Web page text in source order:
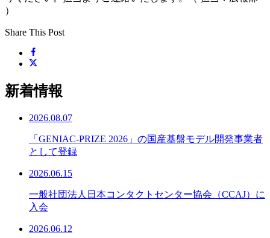
）
Share This Post
新着情報
2026.08.07
「GENIAC-PRIZE 2026」の国産基盤モデル開発事業者
として登録
2026.06.15
一般社団法人日本コンタクトセンター協会（CCAJ）に
入会
2026.06.12